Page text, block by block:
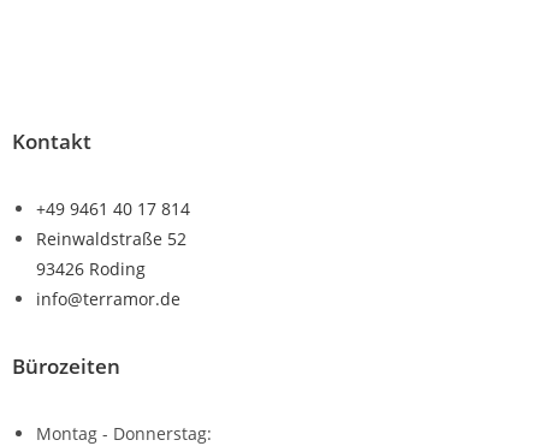
Kontakt
+49 9461 40 17 814
Reinwaldstraße 52
93426 Roding
info@terramor.de
Bürozeiten
Montag - Donnerstag: